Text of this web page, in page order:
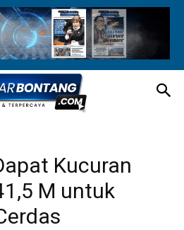
Kucuran
M untuk